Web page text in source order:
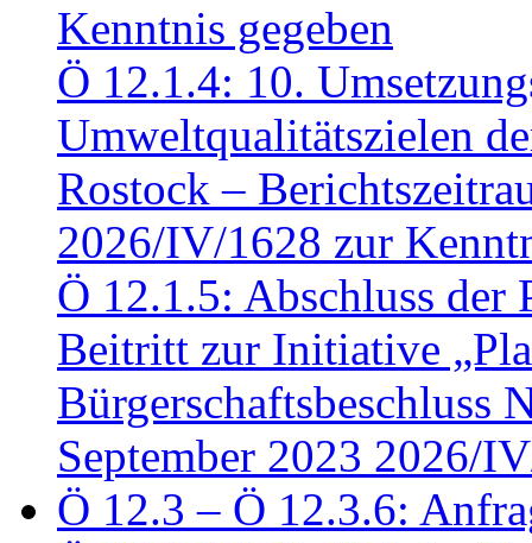
Kenntnis gegeben
Ö 12.1.4: 10.
Umweltqualitätszielen
Rostock –
2026/IV/1628 zur
Ö 12.1.5: Abschluss der
Beitritt zur Initiative
Bürgerschaftsbeschluss
September 2023 2026/
Ö 12.3 – Ö 12.3.6: